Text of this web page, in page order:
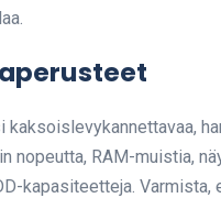
kaksoislevykannettavaa,
nopeutta, RAM-muistia,
kapasiteetteja. Varmista,